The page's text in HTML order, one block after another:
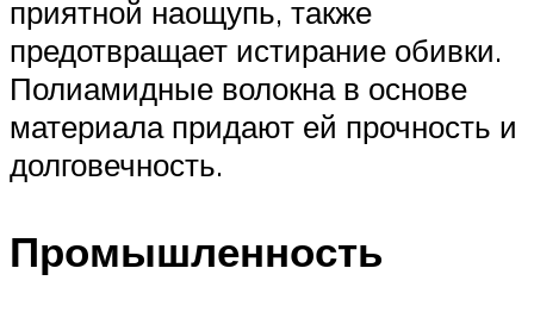
приятной наощупь, также
предотвращает истирание обивки.
Полиамидные волокна в основе
материала придают ей прочность и
долговечность.
Промышленность